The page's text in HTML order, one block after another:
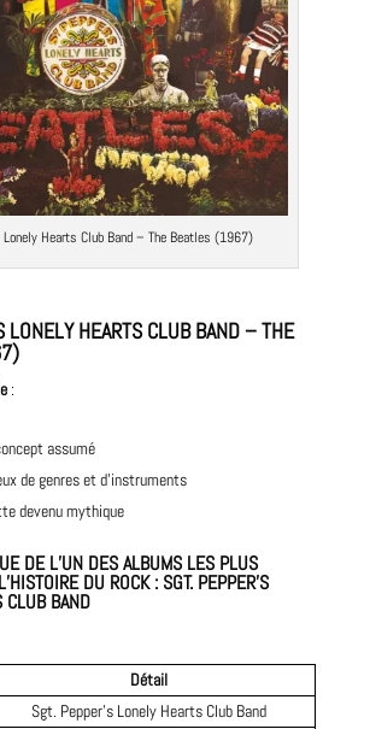
Lonely Hearts Club Band – The Beatles (1967)
LONELY HEARTS CLUB BAND – THE
:
assumé
de genres et d’instruments
devenu mythique
DE L’UN DES ALBUMS LES PLUS
DU ROCK : SGT. PEPPER’S
CLUB BAND
Détail
Sgt. Pepper’s Lonely Hearts Club Band